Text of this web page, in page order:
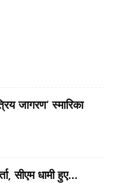
जागरण’ स्मारिका
सीएम धामी हुए...